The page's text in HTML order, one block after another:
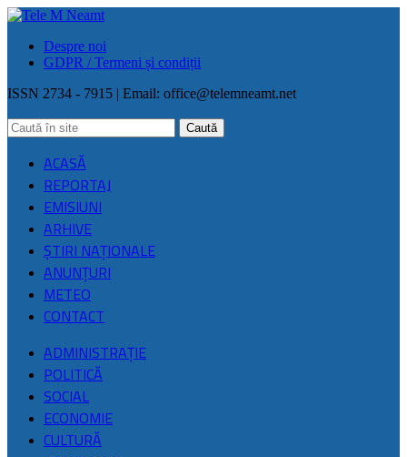
Despre noi
GDPR / Termeni și condiții
ISSN 2734 - 7915 | Email: office@telemneamt.net
ACASĂ
REPORTAJ
EMISIUNI
ARHIVE
ŞTIRI NAŢIONALE
ANUNȚURI
METEO
CONTACT
ADMINISTRAȚIE
POLITICĂ
SOCIAL
ECONOMIE
CULTURĂ